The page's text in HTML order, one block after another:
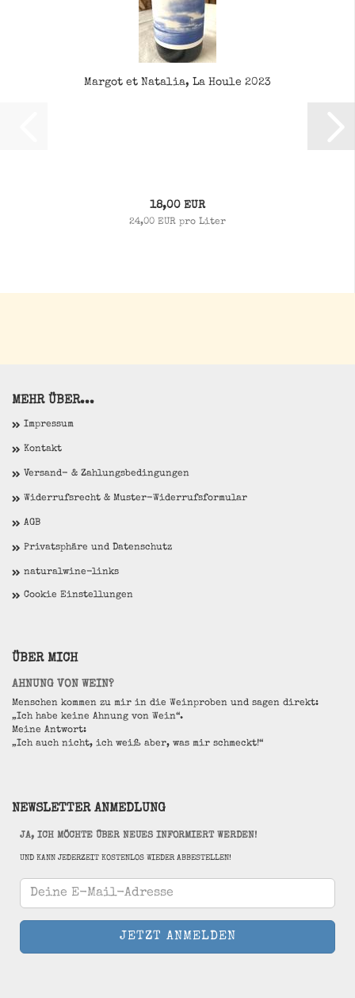
Margot et Natalia, La Houle 2023
18,00 EUR
24,00 EUR pro Liter
MEHR ÜBER...
Impressum
Kontakt
Versand- & Zahlungsbedingungen
Widerrufsrecht & Muster-Widerrufsformular
AGB
Privatsphäre und Datenschutz
naturalwine-links
Cookie Einstellungen
ÜBER MICH
AHNUNG VON WEIN?
Menschen kommen zu mir in die Weinproben und sagen direkt:
„Ich habe keine Ahnung von Wein“.
Meine Antwort:
„Ich auch nicht, ich weiß aber, was mir schmeckt!“
NEWSLETTER ANMEDLUNG
JA, ICH MÖCHTE ÜBER NEUES INFORMIERT WERDEN!
UND KANN JEDERZEIT KOSTENLOS WIEDER ABBESTELLEN!